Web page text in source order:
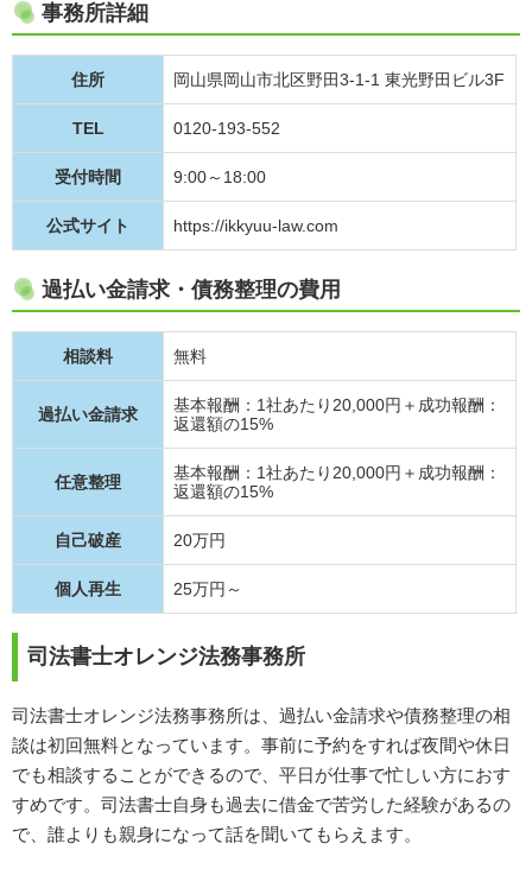
事務所詳細
住所 岡山県岡山市北区野田3-1-1 東光野田ビル3F
TEL 0120-193-552
受付時間 9:00～18:00
公式サイト https://ikkyuu-law.com
過払い金請求・債務整理の費用
相談料 無料
過払い金請求
基本報酬：1社あたり20,000円＋成功報酬：
返還額の15%
任意整理
基本報酬：1社あたり20,000円＋成功報酬：
返還額の15%
自己破産 20万円
個人再生 25万円～
司法書士オレンジ法務事務所
司法書士オレンジ法務事務所は、過払い金請求や債務整理の相
談は初回無料となっています。事前に予約をすれば夜間や休日
でも相談することができるので、平日が仕事で忙しい方におす
すめです。司法書士自身も過去に借金で苦労した経験があるの
で、誰よりも親身になって話を聞いてもらえます。